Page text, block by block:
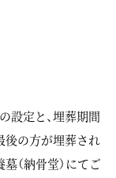
設定と、埋葬期間
後の方が埋葬され
（納骨堂）にてご